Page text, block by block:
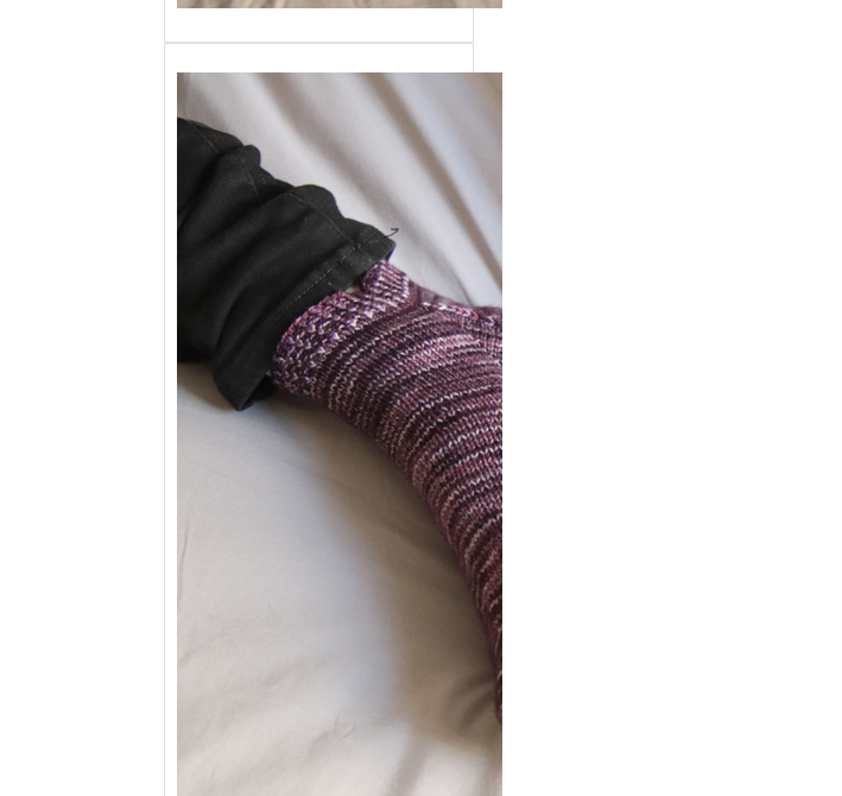
{Tricot} Le défi 2026
: Je tricote mes
socquettes
C’est la 4ème année
j’organise un défi de…